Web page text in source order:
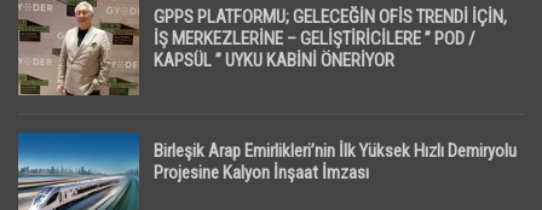
GPPS PLATFORMU; GELECEĞİN OFİS TRENDİ İÇİN,
İŞ MERKEZLERİNE – GELİŞTİRİCİLERE ” POD /
KAPSÜL ” UYKU KABİNİ ÖNERİYOR
Birleşik Arap Emirlikleri’nin İlk Yüksek Hızlı Demiryolu
Projesine Kalyon İnşaat İmzası